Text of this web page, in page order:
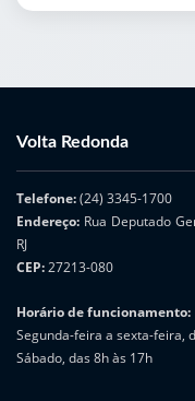
Volta Redonda
Telefone:(24) 3345-1700
Endereço: Rua Deputado
RJ
CEP:27213-080
Horário de funcionamento:
Segunda-feira a sexta-feira,
Sábado, das 8h às 17h